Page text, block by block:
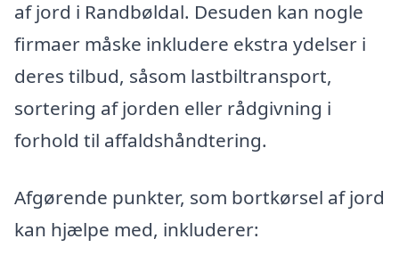
af jord i Randbøldal. Desuden kan nogle
firmaer måske inkludere ekstra ydelser i
deres tilbud, såsom lastbiltransport,
sortering af jorden eller rådgivning i
forhold til affaldshåndtering.
Afgørende punkter, som bortkørsel af jord
kan hjælpe med, inkluderer: